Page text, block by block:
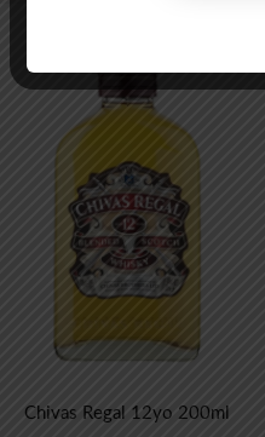
Chivas Regal 12yo 200ml